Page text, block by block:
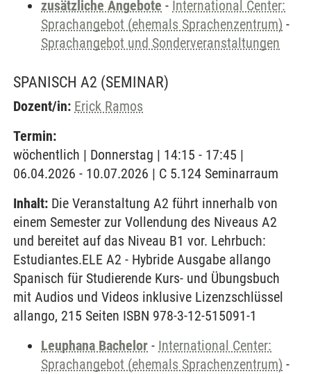
zusätzliche Angebote - International Center:
Sprachangebot (ehemals Sprachenzentrum) -
Sprachangebot und Sonderveranstaltungen
SPANISCH A2 (SEMINAR)
Dozent/in: Erick Ramos
Termin:
wöchentlich | Donnerstag | 14:15 - 17:45 |
06.04.2026 - 10.07.2026 | C 5.124 Seminarraum
Inhalt: Die Veranstaltung A2 führt innerhalb von
einem Semester zur Vollendung des Niveaus A2
und bereitet auf das Niveau B1 vor. Lehrbuch:
Estudiantes.ELE A2 - Hybride Ausgabe allango
Spanisch für Studierende Kurs- und Übungsbuch
mit Audios und Videos inklusive Lizenzschlüssel
allango, 215 Seiten ISBN 978-3-12-515091-1
Leuphana Bachelor - International Center:
Sprachangebot (ehemals Sprachenzentrum) -